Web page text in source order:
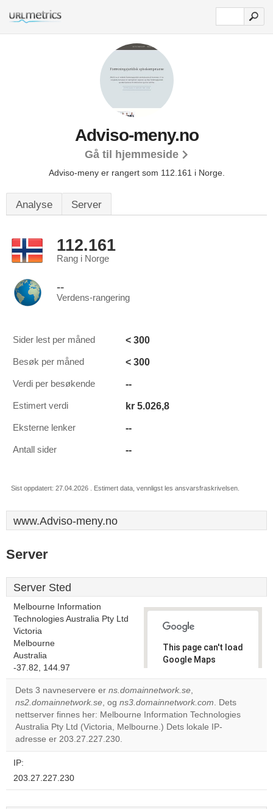
Adviso-meny.no
Gå til hjemmeside
Adviso-meny er rangert som 112.161 i Norge.
Analyse Server
112.161
Rang i Norge
--
Verdens-rangering
Sider lest per måned < 300
Besøk per måned < 300
Verdi per besøkende --
Estimert verdi kr 5.026,8
Eksterne lenker --
Antall sider --
Sist oppdatert: 27.04.2026 . Estimert data, vennligst les ansvarsfraskrivelsen.
www.Adviso-meny.no
Server
Server Sted
Melbourne Information
Technologies Australia Pty Ltd
Victoria
Melbourne
Australia
-37.82, 144.97
This page can't load
Google Maps
Do you
website?
OK
Dets 3 navneservere er ns.domainnetwork.se,
ns2.domainnetwork.se, og ns3.domainnetwork.com. Dets
nettserver finnes her: Melbourne Information Technologies
Australia Pty Ltd (Victoria, Melbourne.) Dets lokale IP-
adresse er 203.27.227.230.
IP:
203.27.227.230